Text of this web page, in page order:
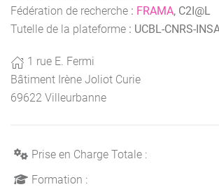
Fédération de recherche : FRAMA, C2I@L
Tutelle de la plateforme : UCBL-CNRS-
1 rue E. Fermi
Bâtiment Irène Joliot Curie
69622 Villeurbanne
Prise en Charge Totale :
Formation :